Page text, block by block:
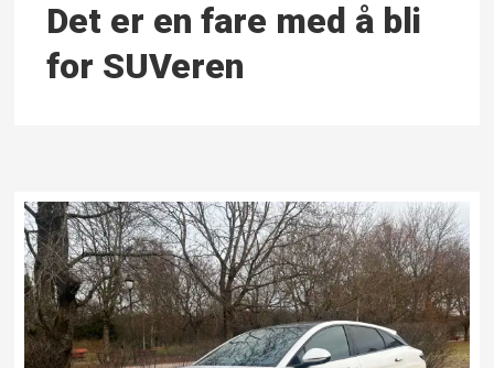
Det er en fare med å bli
for SUVeren